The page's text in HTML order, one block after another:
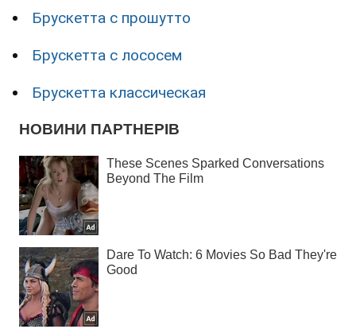
Брускетта с прошутто
Брускетта с лососем
Брускетта классическая